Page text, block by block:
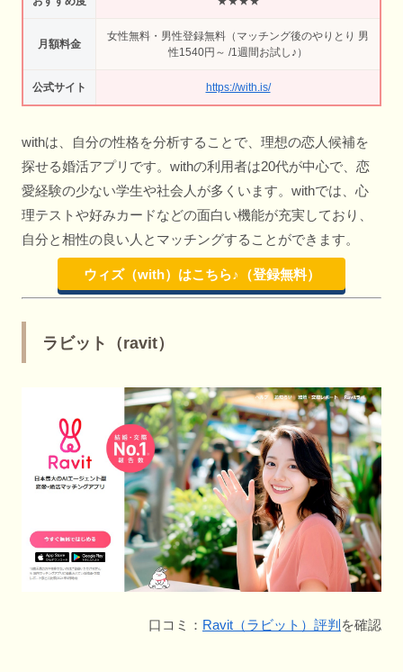
月額料金
女性無料・男性登録無料（マッチング後のやりとり 男
性1540円～ /1週間お試し♪）
公式サイト https://with.is/
withは、自分の性格を分析することで、理想の恋人候補を
探せる婚活アプリです。withの利用者は20代が中心で、恋
愛経験の少ない学生や社会人が多くいます。withでは、心
理テストや好みカードなどの面白い機能が充実しており、
自分と相性の良い人とマッチングすることができます。
ウィズ（with）はこちら♪（登録無料）
ラビット（ravit）
口コミ： Ravit（ラビット）評判 を確認